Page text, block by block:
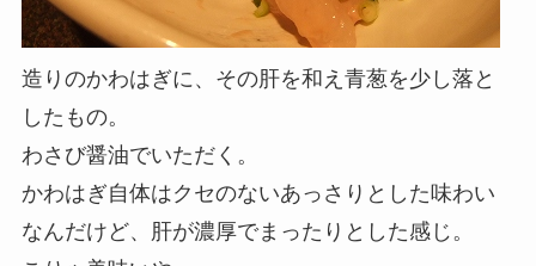
造りのかわはぎに、その肝を和え青葱を少し落と
したもの。
わさび醤油でいただく。
かわはぎ自体はクセのないあっさりとした味わい
なんだけど、肝が濃厚でまったりとした感じ。